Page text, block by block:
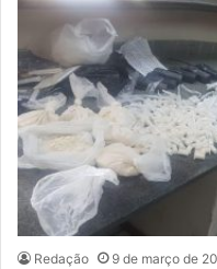
Redação 9 de março de